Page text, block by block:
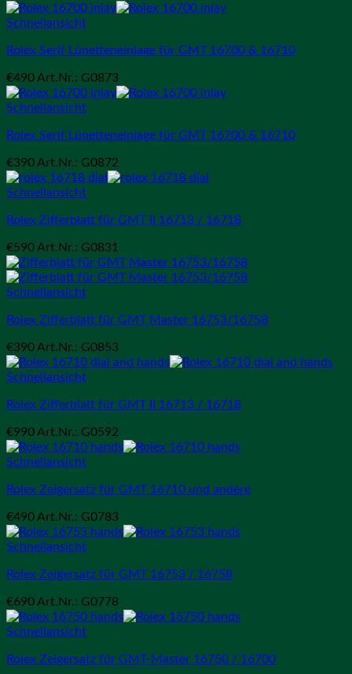
Schnellansicht
Rolex Serif Lünetteneinlage für GMT 16700 & 16710
€490 Art.Nr.: G0873
Schnellansicht
Rolex Serif Lünetteneinlage für GMT 16700 & 16710
€390 Art.Nr.: G0872
Schnellansicht
Rolex Zifferblatt für GMT II 16713 / 16718
€590 Art.Nr.: G0831
Schnellansicht
Rolex Zifferblatt für GMT Master 16753/16758
€390 Art.Nr.: G0853
Schnellansicht
Rolex Zifferblatt für GMT II 16713 / 16718
€990 Art.Nr.: G0592
Schnellansicht
Rolex Zeigersatz für GMT 16710 und andere
€490 Art.Nr.: G0783
Schnellansicht
Rolex Zeigersatz für GMT 16753 / 16758
€690 Art.Nr.: G0778
Schnellansicht
Rolex Zeigersatz für GMT-Master 16750 / 16700